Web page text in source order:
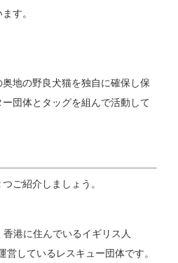
す。
地の野良犬猫を独自に確保し保
団体とタッグを組んで活動して
ご紹介しましょう。
港に住んでいるイギリス人
営しているレスキュー団体です。